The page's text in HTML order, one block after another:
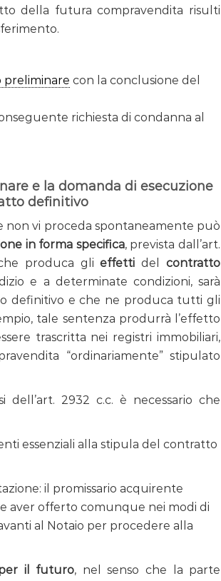
della futura compravendita risulti
con la conclusione del
richiesta di condanna al
e la domanda di esecuzione
definitivo
non vi proceda spontaneamente può
in forma specifica, prevista dall’art.
produca glieffetti delcontratto
e a determinate condizioni, sarà
definitivo e che ne produca tutti gli
tale sentenza produrrà l’effetto
trascritta nei registri immobiliari,
“ordinariamente” stipulato
dell’art. 2932 c.c. è necessario che
essenziali alla stipula del contratto
il promissario acquirente
aver offerto comunque nei modi di
al Notaio per procedere alla
il futuro, nel senso che la parte